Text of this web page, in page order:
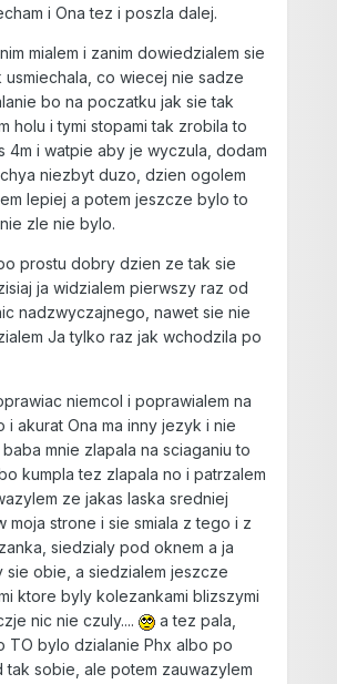
i Ona tez i poszla dalej.
mialem i zanim dowiedzialem sie
co wiecej nie sadze
bo na poczatku jak sie tak
holu i tymi stopami tak zrobila to
4m i watpie aby je wyczula, dodam
niezbyt duzo, dzien ogolem
lepiej a potem jeszcze bylo to
zle nie bylo.
prostu dobry dzien ze tak sie
ja widzialem pierwszy raz od
nadzwyczajnego, nawet sie nie
Ja tylko raz jak wchodzila po
niemcol i poprawialem na
i akurat Ona ma inny jezyk i nie
mnie zlapala na sciaganiu to
kumpla tez zlapala no i patrzalem
ze jakas laska sredniej
moja strone i sie smiala z tego i z
siedzialy pod oknem a ja
sie obie, a siedzialem jeszcze
ktore byly kolezankami blizszymi
nic nie czuly....
a tez pala,
TO bylo dzialanie Phx albo po
tak sobie, ale potem zauwazylem